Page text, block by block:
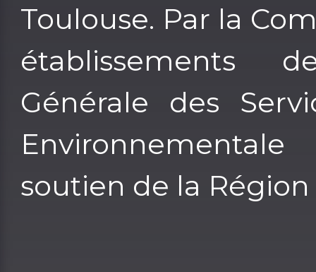
Toulouse. Par la
établissements
Générale des
soutien de la